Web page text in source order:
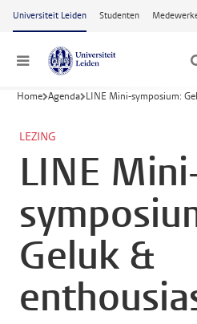
Ga naar hoofdinhoud
Universiteit Leiden Studenten
Menu
Home Agenda LINE Mini-symposium:
LEZING
LINE
Geluk &